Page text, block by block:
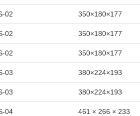
02 350×180×177
02 350×180×177
02 350×180×177
03 380×224×193
03 380×224×193
04 461 × 266 × 233